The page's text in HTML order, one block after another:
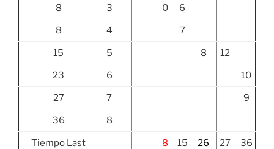
8 3 0 6
8 4 7
15 5 8 12
23 6 10
27 7 9
36 8
Tiempo Last 8 15 26 27 36